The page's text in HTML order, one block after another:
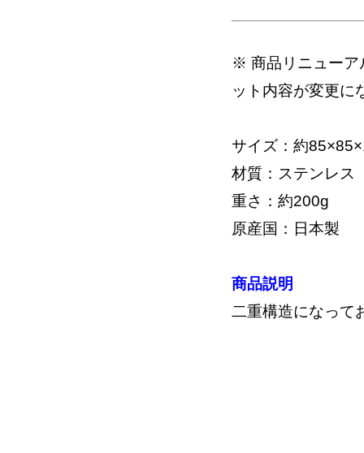
※ 商品リニューア
ット内容が変更に
サイズ：約
材質：ステンレス
重さ：約200g
原産国：日本製
商品説明
二重構造になって